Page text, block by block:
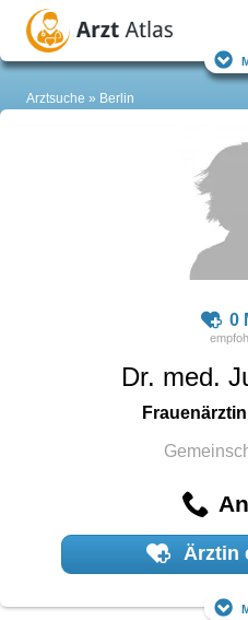
Arztsuche Berlin
0
Dr. med.
Frauenärztin
Ärztin